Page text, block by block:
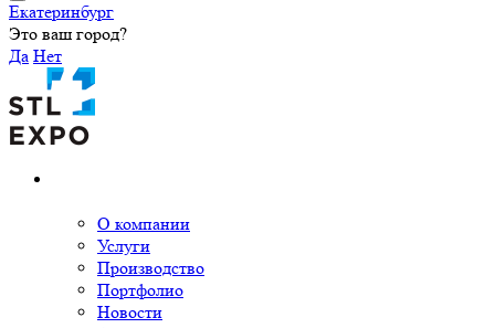
Екатеринбург
Это ваш город?
Да Нет
О компании
Услуги
Производство
Портфолио
Новости